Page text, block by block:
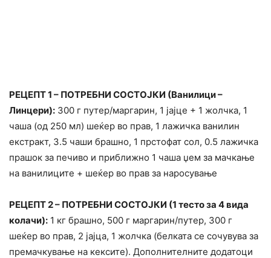
РЕЦЕПТ 1 – ПОТРЕБНИ СОСТОЈКИ (Ванилици –
Линцери): 300 г путер/маргарин, 1 јајце + 1 жолчка, 1
чаша (од 250 мл) шеќер во прав, 1 лажичка ванилин
екстракт, 3.5 чаши брашно, 1 прстофат сол, 0.5 лажичка
прашок за печиво и приближно 1 чаша џем за мачкање
на ванилиците + шеќер во прав за наросување
РЕЦЕПТ 2 – ПОТРЕБНИ СОСТОЈКИ (1 тесто за 4 вида
колачи): 1 кг брашно, 500 г маргарин/путер, 300 г
шеќер во прав, 2 јајца, 1 жолчка (белката се сочувува за
премачкување на кексите). Дополнителните додатоци